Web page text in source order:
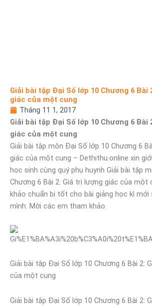
Giải bài tập Đại Số lớp 10 Chương 6 Bài
giác của một cung
Tháng 11 1, 2017
Giải bài tập Đại Số lớp 10 Chương 6 Bài
giác của một cung
Giải bài tập môn Đại Số lớp 10 Chương 6
giác của một cung – Dethithu.online xin
học sinh cùng quý phụ huynh Giải bài tập
Chương 6 Bài 2: Giá trị lượng giác của một
khảo chuẩn bị tốt cho bài giảng học kì
mình. Mời các em tham khảo.
Giải bài tập Đại Số lớp 10 Chương 6 Bài 2:
của một cung
Giải bài tập Đại Số lớp 10 Chương 6 Bài 2: